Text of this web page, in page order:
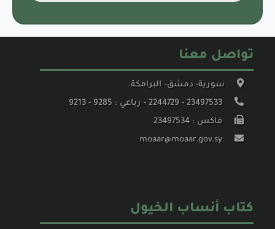
تواصل معنا
سورية- دمشق- البرامكة.
فاكس : 23497534
كتاب أنساب الخيول